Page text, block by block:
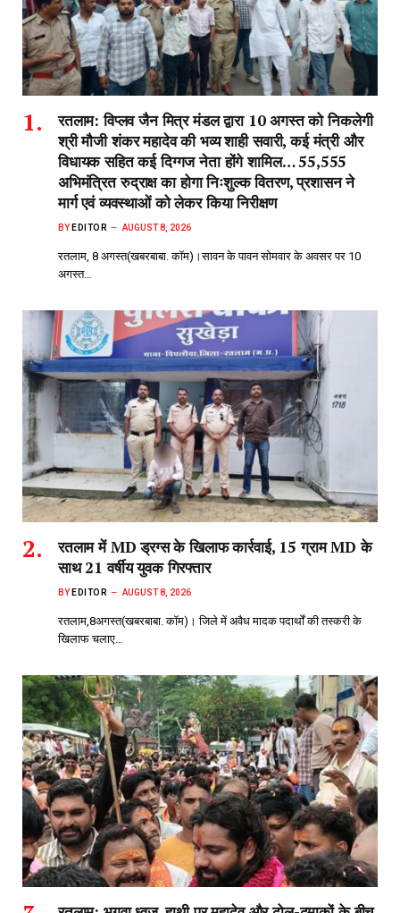
रतलाम: विप्लव जैन मित्र मंडल द्वारा 10 अगस्त को निकलेगी
श्री मौजी शंकर महादेव की भव्य शाही सवारी, कई मंत्री और
विधायक सहित कई दिग्गज नेता होंगे शामिल… 55,555
अभिमंत्रित रुद्राक्ष का होगा निःशुल्क वितरण, प्रशासन ने
मार्ग एवं व्यवस्थाओं को लेकर किया निरीक्षण
BY EDITOR AUGUST 8, 2026
रतलाम, 8 अगस्त(खबरबाबा. कॉम)।सावन के पावन सोमवार के अवसर पर 10
अगस्त…
रतलाम में MD ड्रग्स के खिलाफ कार्रवाई, 15 ग्राम MD के
साथ 21 वर्षीय युवक गिरफ्तार
BY EDITOR AUGUST 8, 2026
रतलाम,8अगस्त(खबरबाबा. कॉम)। जिले में अवैध मादक पदार्थों की तस्करी के
खिलाफ चलाए…